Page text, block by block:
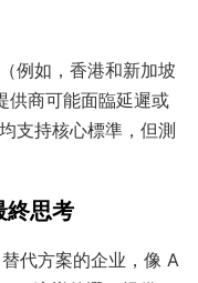
例如，香港和新加坡
供商可能面臨延遲或
支持核心標準，但測
終思考
代方案的企业，像 A